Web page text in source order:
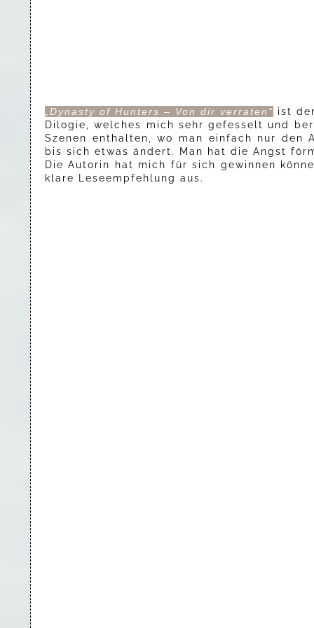
„Dynasty of Hunters – Von dir verraten“ ist
Dilogie, welches mich sehr gefesselt und
Szenen enthalten, wo man einfach nur den
bis sich etwas ändert. Man hat die Angst
Die Autorin hat mich für sich gewinnen
klare Leseempfehlung aus.